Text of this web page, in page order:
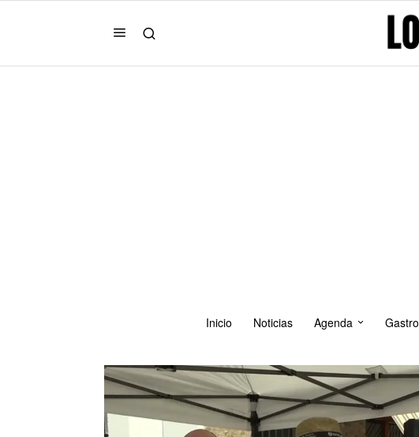
Inicio Noticias Agenda